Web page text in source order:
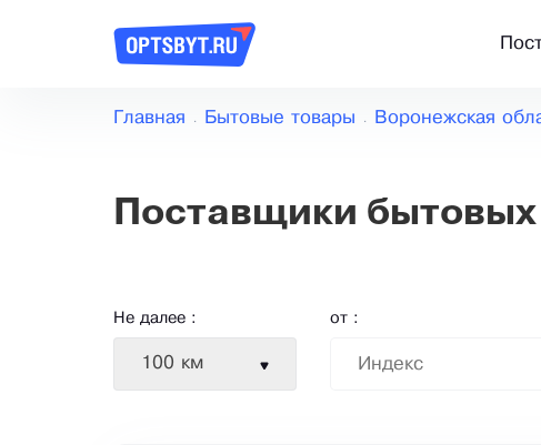
Главная Бытовые товары Воронежская
Поставщики
Не далее :
100 км
от :